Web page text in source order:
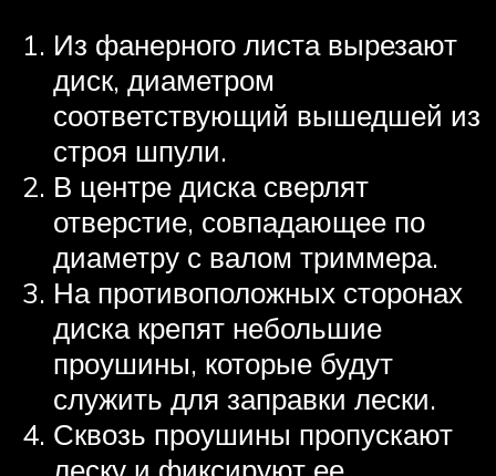
Из фанерного листа вырезают
диск, диаметром
соответствующий вышедшей из
строя шпули.
В центре диска сверлят
отверстие, совпадающее по
диаметру с валом триммера.
На противоположных сторонах
диска крепят небольшие
проушины, которые будут
служить для заправки лески.
Сквозь проушины пропускают